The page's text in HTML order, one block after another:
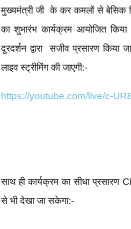
मुख्यमंत्री जी के कर कमलों से बेसिक
का शुभारंभ कार्यक्रम आयोजित
दूरदर्शन द्वारा सजीव प्रसारण किया
लाइव स्ट्रीमिंग की जाएगी:-
https://youtube.com/live/c-
साथ ही कार्यक्रम का सीधा प्रसारण
से भी देखा जा सकेगा:-